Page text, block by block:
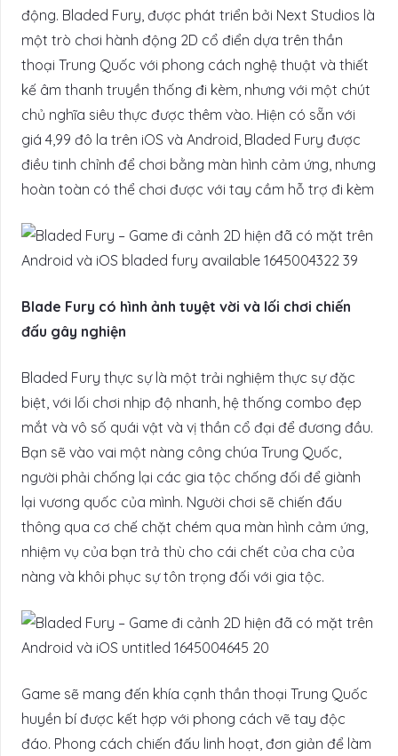
động. Bladed Fury, được phát triển bởi Next Studios là
một trò chơi hành động 2D cổ điển dựa trên thần
thoại Trung Quốc với phong cách nghệ thuật và thiết
kế âm thanh truyền thống đi kèm, nhưng với một chút
chủ nghĩa siêu thực được thêm vào. Hiện có sẵn với
giá 4,99 đô la trên iOS và Android, Bladed Fury được
điều tinh chỉnh để chơi bằng màn hình cảm ứng, nhưng
hoàn toàn có thể chơi được với tay cầm hỗ trợ đi kèm
Blade Fury có hình ảnh tuyệt vời và lối chơi chiến
đấu gây nghiện
Bladed Fury thực sự là một trải nghiệm thực sự đặc
biệt, với lối chơi nhịp độ nhanh, hệ thống combo đẹp
mắt và vô số quái vật và vị thần cổ đại để đương đầu.
Bạn sẽ vào vai một nàng công chúa Trung Quốc,
người phải chống lại các gia tộc chống đối để giành
lại vương quốc của mình. Người chơi sẽ chiến đấu
thông qua cơ chế chặt chém qua màn hình cảm ứng,
nhiệm vụ của bạn trả thù cho cái chết của cha của
nàng và khôi phục sự tôn trọng đối với gia tộc.
Game sẽ mang đến khía cạnh thần thoại Trung Quốc
huyền bí được kết hợp với phong cách vẽ tay độc
đáo. Phong cách chiến đấu linh hoạt, đơn giản để làm